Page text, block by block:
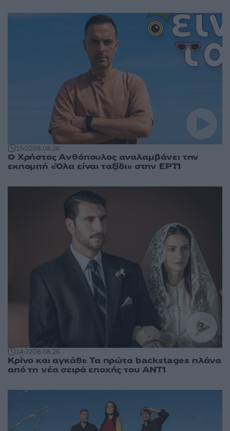
15:0208.08.26
Ο Χρήστος Ανθόπουλος αναλαμβάνει την
εκπομπή «Όλα είναι ταξίδι» στην ΕΡΤ1
14:3208.08.26
Κρίνο και αγκάθι: Τα πρώτα backstages πλάνα
από τη νέα σειρά εποχής του ΑΝΤ1